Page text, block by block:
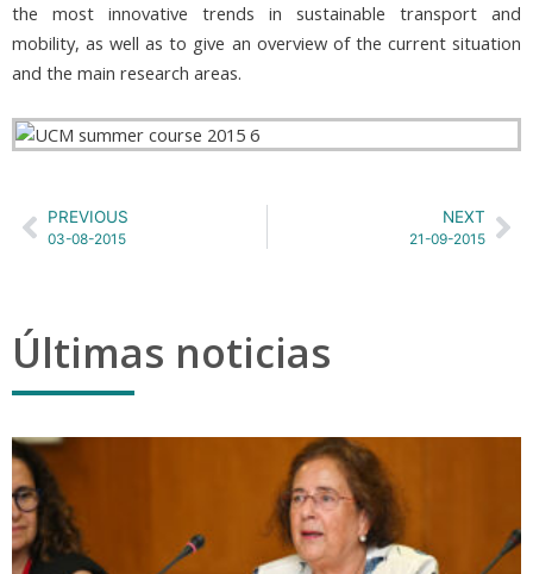
the most innovative trends in sustainable transport and
mobility, as well as to give an overview of the current situation
and the main research areas.
PREVIOUS
03-08-2015
NEXT
21-09-2015
Últimas noticias